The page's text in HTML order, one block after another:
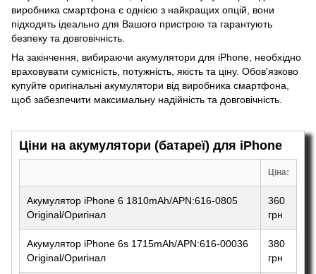
виробника смартфона є однією з найкращих опцій, вони
підходять ідеально для Вашого пристрою та гарантують
безпеку та довговічність.
На закінчення, вибираючи акумулятори для iPhone, необхідно
враховувати сумісність, потужність, якість та ціну. Обов'язково
купуйте оригінальні акумулятори від виробника смартфона,
щоб забезпечити максимальну надійність та довговічність.
Ціни на акумулятори (батареї) для iPhone
Ціна:
Акумулятор iPhone 6 1810mAh/APN:616-0805
Original/Оригінал
360
грн
Акумулятор iPhone 6s 1715mAh/APN:616-00036
Original/Оригінал
380
грн